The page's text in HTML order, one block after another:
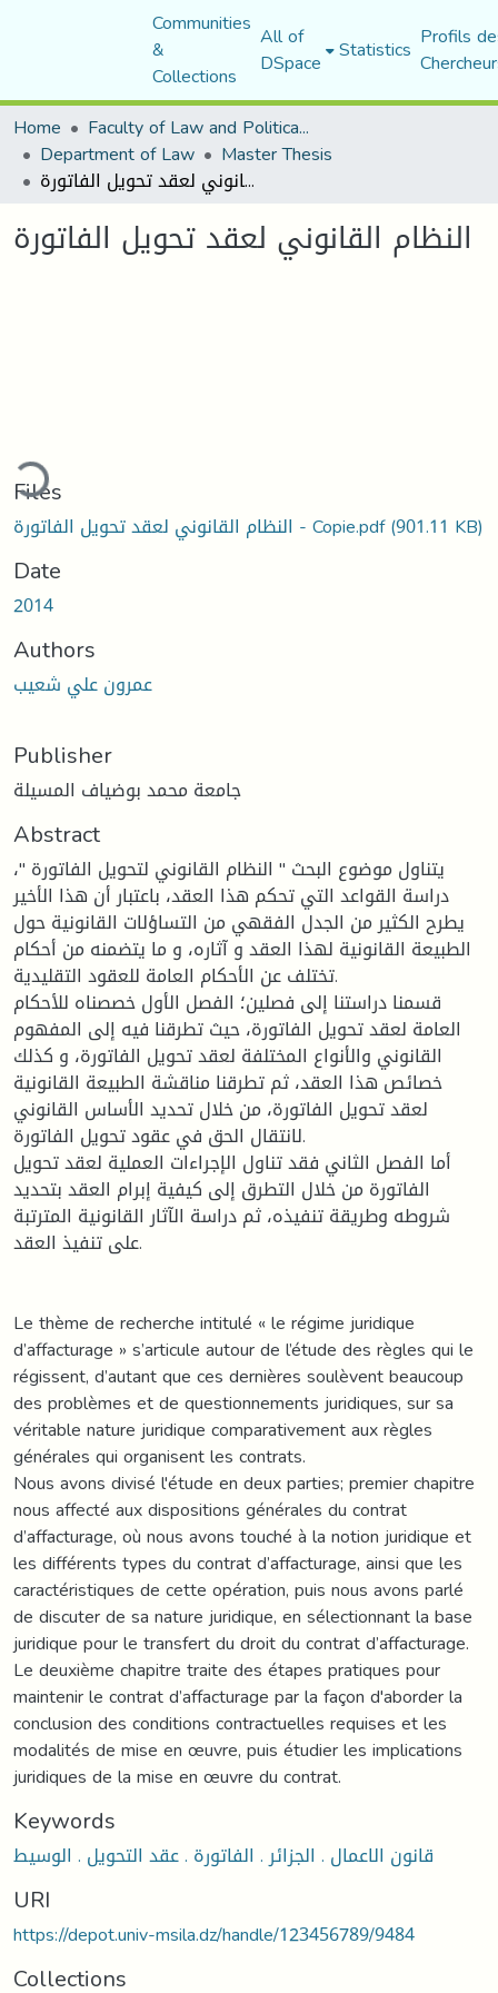
Communities
&
Collections
All of
DSpace Statistics Profils
Home
Faculty of Law and Political Science
Department of Law Master Thesis
النظام القانوني لعقد تحويل الفاتورة
النظام القانوني لعقد تحويل الفاتورة
Files
النظام القانوني لعقد تحويل الفاتورة - Copie.pdf(901.11 KB)
Date
2014
Authors
عمرون علي شعيب
Publisher
جامعة محمد بوضياف المسيلة
Abstract
يتناول موضوع البحث " النظام القانوني لتحويل الفاتورة "،
دراسة القواعد التي تحكم هذا العقد، باعتبار أن هذا الأخير
يطرح الكثير من الجدل الفقهي من التساؤلات القانونية حول
الطبيعة القانونية لهذا العقد و آثاره، و ما يتضمنه من أحكام
تختلف عن الأحكام العامة للعقود التقليدية.
قسمنا دراستنا إلى فصلين؛ الفصل الأول خصصناه للأحكام
العامة لعقد تحويل الفاتورة، حيث تطرقنا فيه إلى المفهوم
القانوني والأنواع المختلفة لعقد تحويل الفاتورة، و كذلك
خصائص هذا العقد، ثم تطرقنا مناقشة الطبيعة القانونية
لعقد تحويل الفاتورة، من خلال تحديد الأساس القانوني
لانتقال الحق في عقود تحويل الفاتورة.
أما الفصل الثاني فقد تناول الإجراءات العملية لعقد تحويل
الفاتورة من خلال التطرق إلى كيفية إبرام العقد بتحديد
شروطه وطريقة تنفيذه، ثم دراسة الآثار القانونية المترتبة
على تنفيذ العقد.
Le thème de recherche intitulé « le régime juridique
d’affacturage » s’articule autour de l’étude des règles qui le
régissent, d’autant que ces dernières soulèvent beaucoup
des problèmes et de questionnements juridiques, sur sa
véritable nature juridique comparativement aux règles
générales qui organisent les contrats.
Nous avons divisé l'étude en deux parties; premier chapitre
nous affecté aux dispositions générales du contrat
d’affacturage, où nous avons touché à la notion juridique et
les différents types du contrat d’affacturage, ainsi que les
caractéristiques de cette opération, puis nous avons parlé
de discuter de sa nature juridique, en sélectionnant la base
juridique pour le transfert du droit du contrat d’affacturage.
Le deuxième chapitre traite des étapes pratiques pour
maintenir le contrat d’affacturage par la façon d'aborder la
conclusion des conditions contractuelles requises et les
modalités de mise en œuvre, puis étudier les implications
juridiques de la mise en œuvre du contrat.
Keywords
قانون الاعمال . الجزائر . الفاتورة . عقد التحويل . الوسيط
URI
https://depot.univ-msila.dz/handle/123456789/9484
Collections